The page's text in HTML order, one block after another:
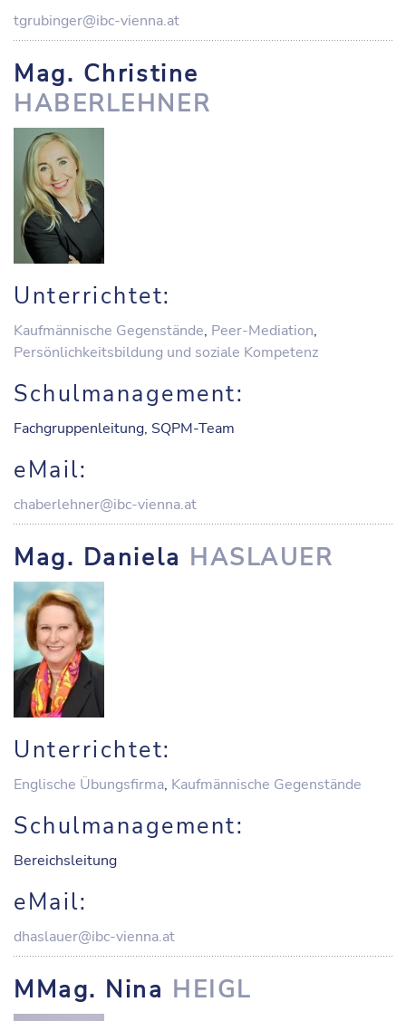
tgrubinger@ibc-vienna.at
Mag. Christine
HABERLEHNER
Unterrichtet:
Kaufmännische Gegenstände, Peer-Mediation,
Persönlichkeitsbildung und soziale Kompetenz
Schulmanagement:
Fachgruppenleitung, SQPM-Team
eMail:
chaberlehner@ibc-vienna.at
Mag. Daniela HASLAUER
Unterrichtet:
Englische Übungsfirma, Kaufmännische Gegenstände
Schulmanagement:
Bereichsleitung
eMail:
dhaslauer@ibc-vienna.at
MMag. Nina HEIGL